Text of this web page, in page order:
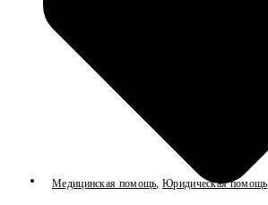
Медицинская помощь,Юридическая помощь